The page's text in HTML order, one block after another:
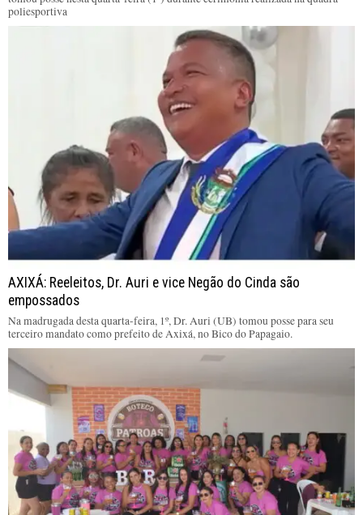
poliesportiva
AXIXÁ: Reeleitos, Dr. Auri e vice Negão do Cinda são
empossados
Na madrugada desta quarta-feira, 1º, Dr. Auri (UB) tomou posse para seu
terceiro mandato como prefeito de Axixá, no Bico do Papagaio.